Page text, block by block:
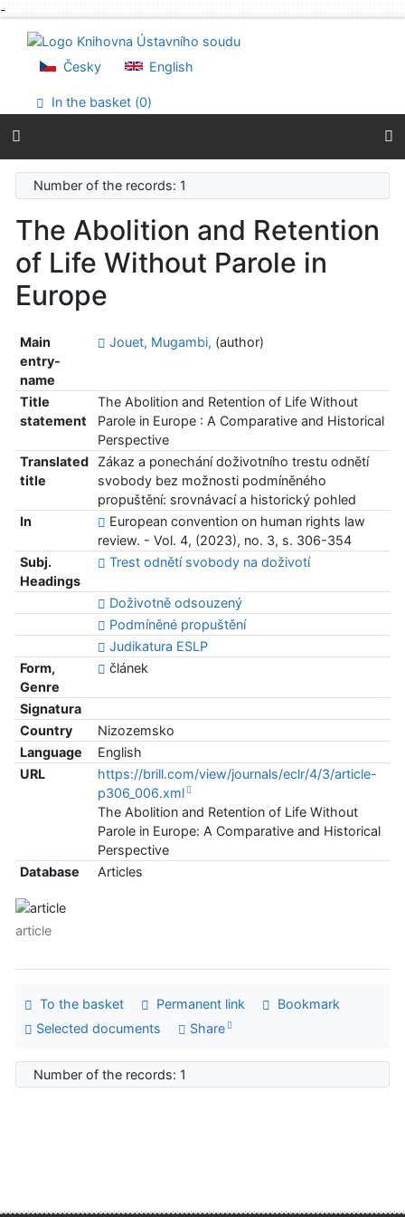
-
Go to menu
Accessibility declaration
Česky English
In the basket (0)
Number of the records: 1
The Abolition and Retention
of Life Without Parole in
Europe
Main
entry-
name
Jouet, Mugambi, (author)
Title
statement
The Abolition and Retention of Life Without
Parole in Europe : A Comparative and Historical
Perspective
Translated
title
Zákaz a ponechání doživotního trestu odnětí
svobody bez možnosti podmíněného
propuštění: srovnávací a historický pohled
In
European convention on human rights law
review. - Vol. 4, (2023), no. 3, s. 306-354
Subj.
Headings
Trest odnětí svobody na doživotí
Doživotně odsouzený
Podmíněné propuštění
Judikatura ESLP
Form,
Genre
článek
Signatura
Country
Nizozemsko
Language
English
URL
https://brill.com/view/journals/eclr/4/3/article-
p306_006.xml
The Abolition and Retention of Life Without
Parole in Europe: A Comparative and Historical
Perspective
Database
Articles
article
To the basket Permanent link
Bookmark
Selected documents
Share
Number of the records: 1